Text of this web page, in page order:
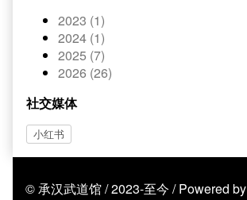
2023 (1)
2024 (1)
2025 (7)
2026 (26)
社交媒体
小红书
© 承汉武道馆 / 2023-至今 / Powered by